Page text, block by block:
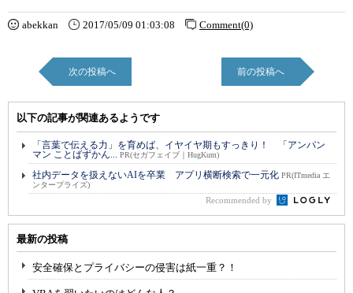
abekkan 2017/05/09 01:03:08 Comment(0)
次の投稿へ 前の投稿へ
以下の記事が関連あるようです
「言葉で伝える力」を育めば、イヤイヤ期もすっきり！ 「アンパン
マン ことばずかん... PR(セガフェイブ｜HugKum)
社内データを扱えないAIを卒業 アプリ横断検索で一元化 PR(ITmedia エ
ンタープライズ)
Recommended by
最新の投稿
安全確保とプライバシーの侵害は紙一重？！